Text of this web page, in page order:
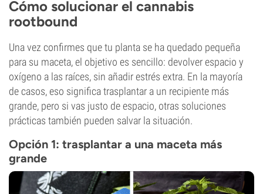
Cómo solucionar el cannabis
rootbound
Una vez confirmes que tu planta se ha quedado pequeña
para su maceta, el objetivo es sencillo: devolver espacio y
oxígeno a las raíces, sin añadir estrés extra. En la mayoría
de casos, eso significa trasplantar a un recipiente más
grande, pero si vas justo de espacio, otras soluciones
prácticas también pueden salvar la situación.
Opción 1: trasplantar a una maceta más
grande